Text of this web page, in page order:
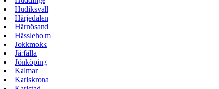
Hudiksvall
Härjedalen
Härnösand
Hässleholm
Jokkmokk
Järfälla
Jönköping
Kalmar
Karlskrona